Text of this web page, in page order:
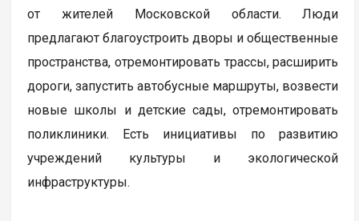
от жителей Московской области. Люди
предлагают благоустроить дворы и общественные
пространства, отремонтировать трассы, расширить
дороги, запустить автобусные маршруты, возвести
новые школы и детские сады, отремонтировать
поликлиники. Есть инициативы по развитию
учреждений культуры и экологической
инфраструктуры.